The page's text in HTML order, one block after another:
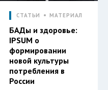
СТАТЬИ МАТЕРИАЛ
БАДы и здоровье:
IPSUM о
формировании
новой культуры
потребления в
России